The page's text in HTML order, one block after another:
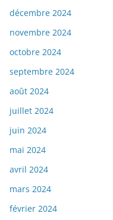
décembre 2024
novembre 2024
octobre 2024
septembre 2024
août 2024
juillet 2024
juin 2024
mai 2024
avril 2024
mars 2024
février 2024